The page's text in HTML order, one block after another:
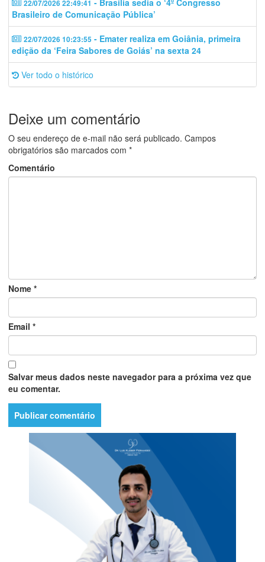
22/07/2026 22:49:41
Brasileiro de Comunicação Pública’
22/07/2026 10:23:55 - Emater realiza em Goiânia, primeira
edição da ‘Feira Sabores de Goiás’ na sexta 24
Ver todo o histórico
Deixe um comentário
O seu endereço de e-mail não será publicado. Campos
obrigatórios são marcados com *
Comentário
Nome *
Email *
Salvar meus dados neste navegador para a próxima vez que
eu comentar.